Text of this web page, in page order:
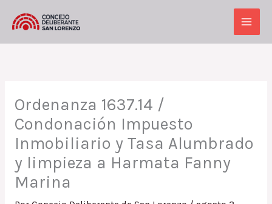
Main
Ordenanza 1637.14 /
Condonación Impuesto
Inmobiliario y Tasa Alumbrado
y limpieza a Harmata Fanny
Marina